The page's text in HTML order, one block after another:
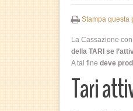
Stampa questa
La Cassazione con
della TARI se
A tal fine deve
Tari